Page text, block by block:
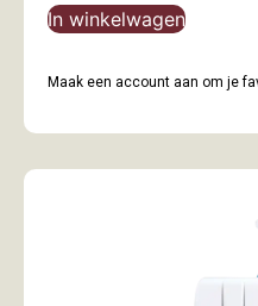
In winkelwagen
Maak een account aan om je